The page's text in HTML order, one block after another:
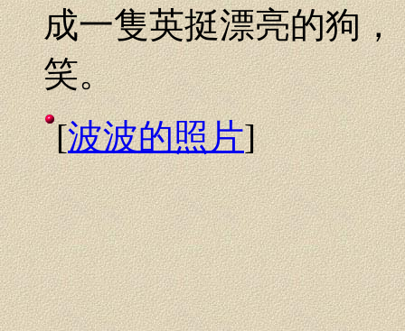
成一隻英挺漂亮的狗
笑。
[波波的照片]